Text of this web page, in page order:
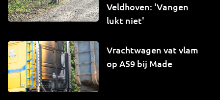
Veldhoven: 'Vangen
lukt niet'
Vrachtwagen vat vlam
op A59 bij Made